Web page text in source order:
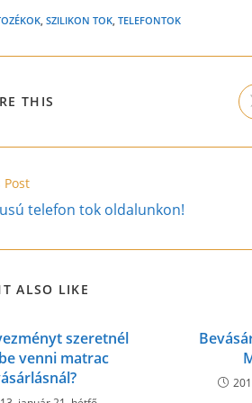
, SZILIKON TOK, TELEFONTOK
THIS
Post
telefon tok oldalunkon!
ALSO LIKE
szeretnél
venni matrac